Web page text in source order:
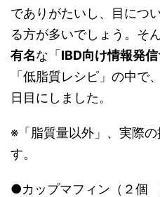
でありがたいし、目につ
る方が多いでしょう。そ
有名な「IBD向け情報発信
「低脂質レシピ」の中で
日目にしました。
※「脂質量以外」、実際
す。
●カップマフィン（２個